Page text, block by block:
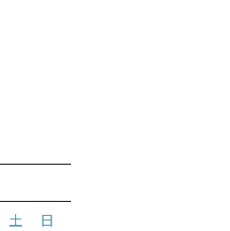
土
日